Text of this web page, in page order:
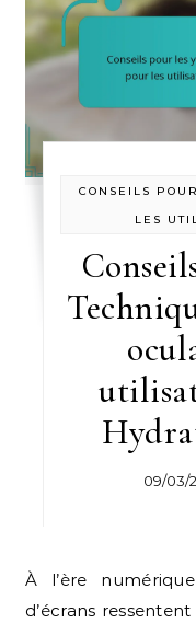
CONSEILS
LES
09/03/
À l’ère numérique d’aujourd’hui, les utilisateurs
d’écrans